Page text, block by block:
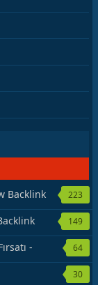
Backlink
223
149
-
64
30